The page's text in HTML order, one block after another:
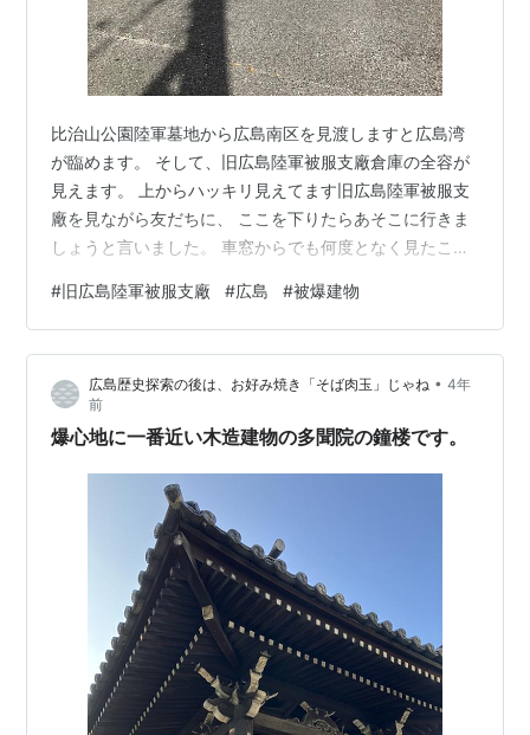
比治山公園陸軍墓地から広島南区を見渡しますと広島湾
が臨めます。 そして、旧広島陸軍被服支廠倉庫の全容が
見えます。 上からハッキリ見えてます旧広島陸軍被服支
廠を見ながら友だちに、 ここを下りたらあそこに行きま
しょうと言いました。 車窓からでも何度となく見たこと
て散策することにしました。 爆心地から2.7㎞で倒壊を免
れた被爆建物です。 広島県が所有する３棟と国が所有す
る１棟、 2020年8月突然、保存か解体かと話しが持ち上
がってきました。 保存するだけの県財政を捻出するのは
とても難しいので一棟だけ残すと主張します広島県に対
して、 できるだけ全棟…
#旧広島陸軍被服支廠 #広島 #被爆建物
広島歴史探索の後は、お好み焼き「そば肉玉」じゃね • 4年
前
爆心地に一番近い木造建物の多聞院の鐘楼です。